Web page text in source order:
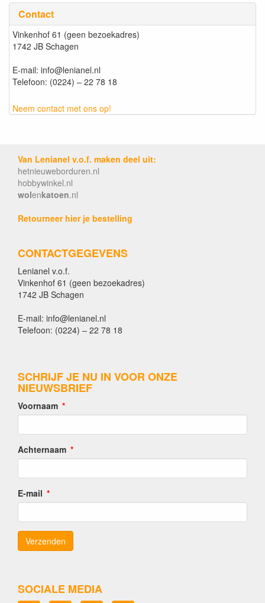
Contact
Vinkenhof 61 (geen bezoekadres)
1742 JB Schagen
E-mail: info@lenianel.nl
Telefoon: (0224) – 22 78 18
Neem contact met ons op!
Van Lenianel v.o.f. maken deel uit:
hetnieuweborduren.nl
hobbywinkel.nl
wolenkatoen.nl
Retourneer hier je bestelling
CONTACTGEGEVENS
Lenianel v.o.f.
Vinkenhof 61 (geen bezoekadres)
1742 JB Schagen
E-mail: info@lenianel.nl
Telefoon: (0224) – 22 78 18
SCHRIJF JE NU IN VOOR ONZE
NIEUWSBRIEF
Voornaam
Achternaam
E-mail
SOCIALE MEDIA